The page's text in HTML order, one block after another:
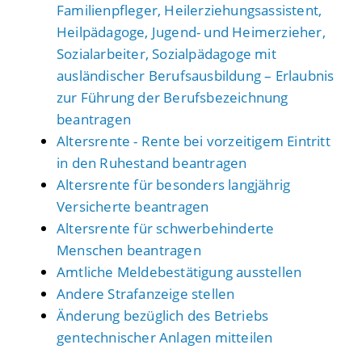
Familienpfleger, Heilerziehungsassistent,
Heilpädagoge, Jugend- und Heimerzieher,
Sozialarbeiter, Sozialpädagoge mit
ausländischer Berufsausbildung – Erlaubnis
zur Führung der Berufsbezeichnung
beantragen
Altersrente - Rente bei vorzeitigem Eintritt
in den Ruhestand beantragen
Altersrente für besonders langjährig
Versicherte beantragen
Altersrente für schwerbehinderte
Menschen beantragen
Amtliche Meldebestätigung ausstellen
Andere Strafanzeige stellen
Änderung bezüglich des Betriebs
gentechnischer Anlagen mitteilen